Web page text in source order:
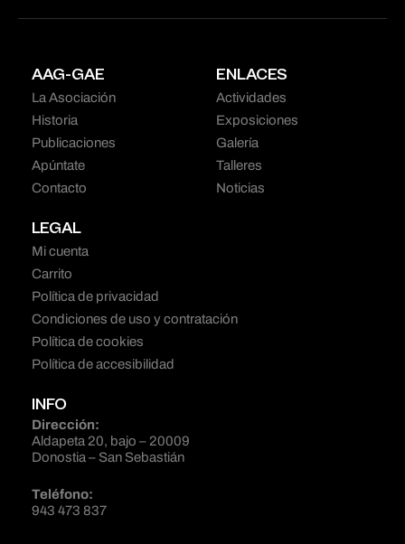
AAG-GAE
La Asociación
Historia
Publicaciones
Apúntate
Contacto
ENLACES
Actividades
Exposiciones
Galería
Talleres
Noticias
LEGAL
Mi cuenta
Carrito
Política de privacidad
Condiciones de uso y contratación
Política de cookies
Política de accesibilidad
INFO
Dirección:
Aldapeta 20, bajo – 20009
Donostia – San Sebastián
Teléfono:
943 473 837